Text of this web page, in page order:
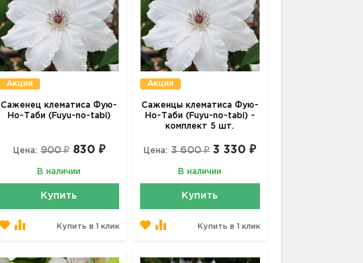
Акция
Саженец клематиса Фую-
Но-Таби (Fuyu-no-tabi)
Цена: 900 ₽ 830 ₽
В наличии
Купить
Купить в 1 клик
Акция
Саженцы клематиса Фую-
Но-Таби (Fuyu-no-tabi) -
комплект 5 шт.
Цена: 3 600 ₽ 3 330 ₽
В наличии
Купить
Купить в 1 клик